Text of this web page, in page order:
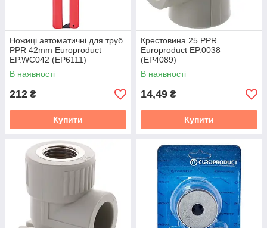
Ножиці автоматичні для труб
PPR 42mm Europroduct
EP.WС042 (EP6111)
В наявності
212 ₴
Купити
Крестовина 25 PPR
Europroduct EP.0038
(EP4089)
В наявності
14,49 ₴
Купити